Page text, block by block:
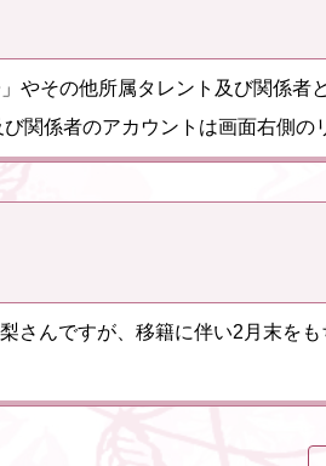
やその他所属タレント及び関係者
関係者のアカウントは画面右側
さんですが、移籍に伴い2月末を